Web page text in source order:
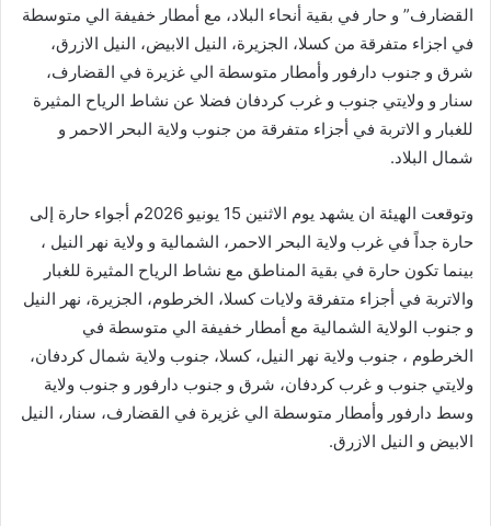
القضارف” و حار في بقية أنحاء البلاد، مع أمطار خفيفة الي متوسطة
في اجزاء متفرقة من كسلا، الجزيرة، النيل الابيض، النيل الازرق،
شرق و جنوب دارفور وأمطار متوسطة الي غزيرة في القضارف،
سنار و ولايتي جنوب و غرب كردفان فضلا عن نشاط الرياح المثيرة
للغبار و الاتربة في أجزاء متفرقة من جنوب ولاية البحر الاحمر و
شمال البلاد.
وتوقعت الهيئة ان يشهد يوم الاثنين 15 يونيو 2026م أجواء حارة إلى
حارة جداً في غرب ولاية البحر الاحمر، الشمالية و ولاية نهر النيل ،
بينما تكون حارة في بقية المناطق مع نشاط الرياح المثيرة للغبار
والاتربة في أجزاء متفرقة ولايات كسلا، الخرطوم، الجزيرة، نهر النيل
و جنوب الولاية الشمالية مع أمطار خفيفة الي متوسطة في
الخرطوم ، جنوب ولاية نهر النيل، كسلا، جنوب ولاية شمال كردفان،
ولايتي جنوب و غرب كردفان، شرق و جنوب دارفور و جنوب ولاية
وسط دارفور وأمطار متوسطة الي غزيرة في القضارف، سنار، النيل
الابيض و النيل الازرق.